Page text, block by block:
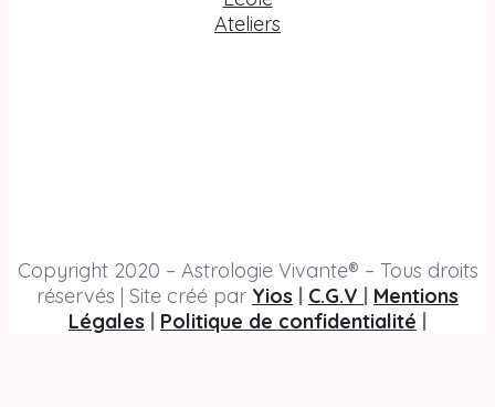
Ateliers
Copyright 2020 – Astrologie Vivante® – Tous droits
réservés | Site créé par Yios | C.G.V | Mentions
Légales | Politique de confidentialité |